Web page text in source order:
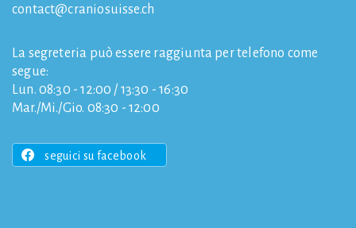
contact
craniosuisse.ch
La segreteria può essere raggiunta per telefono come
segue:
Lun. 08:30 - 12:00 / 13:30 - 16:30
Mar./Mi./Gio. 08:30 - 12:00
seguici su facebook